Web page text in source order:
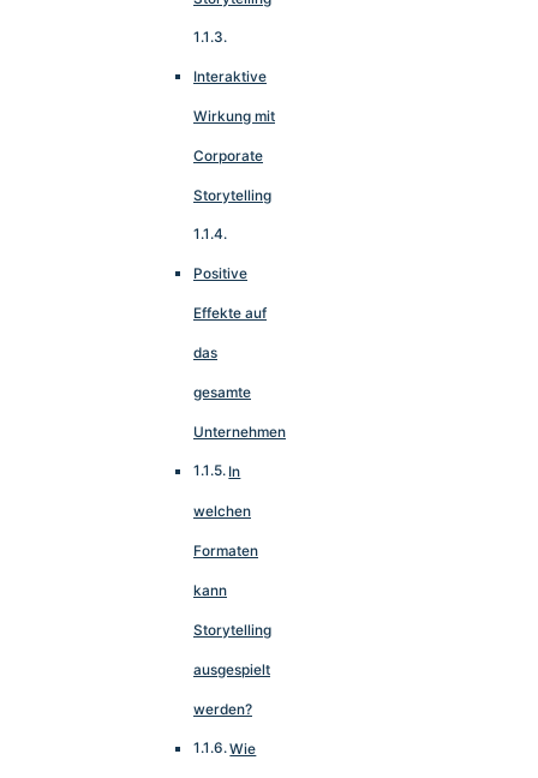
Interaktive
Wirkung mit
Corporate
Storytelling
Positive
Effekte auf
das
gesamte
Unternehmen
In
welchen
Formaten
kann
Storytelling
ausgespielt
werden?
Wie